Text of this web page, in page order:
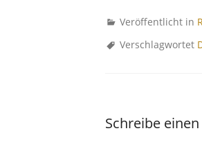
Veröffentlicht in
Verschlagwortet
Schreibe